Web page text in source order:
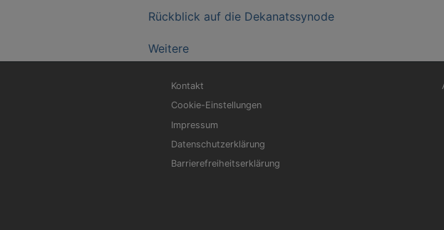
Rückblick auf die Dekanatssynode
Weitere
Fußbereichsmenü
Kontakt
Cookie-Einstellungen
Impressum
Datenschutzerklärung
Barrierefreiheitserklärung